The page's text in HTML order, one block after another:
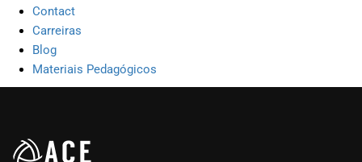
Contact
Carreiras
Blog
Materiais Pedagógicos